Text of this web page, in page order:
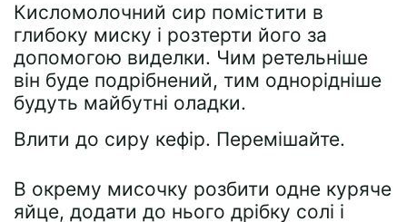
Кисломолочний сир помістити в
глибоку миску і розтерти його за
допомогою виделки. Чим ретельніше
він буде подрібнений, тим однорідніше
будуть майбутні оладки.
Влити до сиру кефір. Перемішайте.
В окрему мисочку розбити одне куряче
яйце, додати до нього дрібку солі і